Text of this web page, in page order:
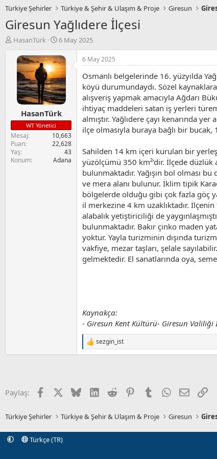
Türkiye Şehirler
Türkiye & Şehir & Ulaşım & Proje Giresun
Giresun Yağlıdere İlçesi
K
l
a
t
a
n
HasanTürk
B
ş
l
a
n
g
ı
ç
t
a
r
i
h
6 May 2025
HasanTürk
WT Yönetici
Mesaj
10,663
Puan
22,628
Yaş
43
Konum
Adana
6 May 2025
Osmanlı belgelerinde 16. yüzyılda
köyü durumundaydı. Sözel
alışveriş yapmak amacıyla Ağdarı
ihtiyaç maddeleri satan iş yerleri
almıştır. Yağlıdere çayı kenarında
ilçe olmasıyla buraya bağlı bir bucak,
Sahilden 14 km içeri kurulan bir
yüzölçümü 350 km²’dir. İlçede düzlük
bulunmaktadır. Yağışın bol olması
ve mera alanı bulunur. İklim tipik
bölgelerde olduğu gibi çok fazla göç
il merkezine 4 km uzaklıktadır. İlçenin
alabalık yetiştiriciliği de
bulunmaktadır. Bakır çinko maden
yoktur. Yayla turizminin dışında
vakfiye, mezar taşları, şelale
gelmektedir. El sanatlarında oya,
Kaynakça:
- Giresun Kent Kültürü- Giresun
T
e
sezgin_ist
Paylaş: FacebookX (Twitter)
BlueskyLinkedIn
Reddit PinterestTumblr WhatsApp
E-postaLink
Türkiye Şehirler Türkiye & Şehir & Ulaşım & Proje Giresun
Türkçe (TR)